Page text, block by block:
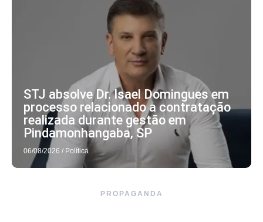
STJ absolve Dr. Isael Domingues em
processo relacionado a contratação
realizada durante gestão em
Pindamonhangaba, SP
06/08/2026 / Política
PROPAGANDA